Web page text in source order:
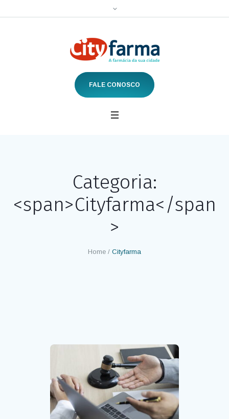
FALE CONOSCO
Categoria:
<span>Cityfarma</span
>
Home / Cityfarma